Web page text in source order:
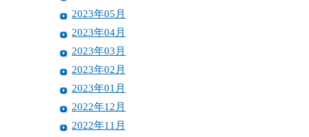
2023年05月
2023年04月
2023年03月
2023年02月
2023年01月
2022年12月
2022年11月